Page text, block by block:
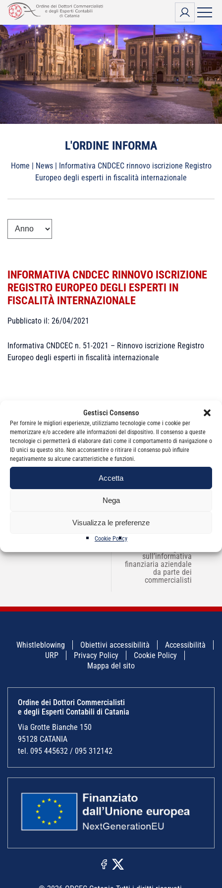
Gestisci Consenso
Per fornire le migliori esperienze, utilizziamo tecnologie come i cookie per
memorizzare e/o accedere alle informazioni del dispositivo. Il consenso a queste
tecnologie ci permetterà di elaborare dati come il comportamento di navigazione o
ID unici su questo sito. Non acconsentire o ritirare il consenso può influire
negativamente su alcune caratteristiche e funzioni.
Accetta
Nega
Visualizza le preferenze
Cookie Policy
Vai
contenuto
L'ORDINE INFORMA
Home | News| Informativa CNDCEC rinnovo iscrizione Registro
Europeo degli esperti in fiscalità internazionale
INFORMATIVA CNDCEC RINNOVO ISCRIZIONE
REGISTRO EUROPEO DEGLI ESPERTI IN
FISCALITÀ INTERNAZIONALE
Pubblicato il: 26/04/2021
Informativa CNDCEC n. 51-2021 – Rinnovo iscrizione Registro
Europeo degli esperti in fiscalità internazionale
CategorieNews
Assemblea Generale
conto consuntivo 2020
Linee Guida per il
sull’informativa
finanziaria aziendale
da parte dei
commercialisti
Whistleblowing Obiettivi accessibilità
Accessibilità
URP
Privacy Policy
Cookie Policy
Mappa del sito
Ordine dei Dottori Commercialisti
e degli Esperti Contabili di Catania
Via Grotte Bianche 150
95128 CATANIA
tel. 095 445632 / 095 312142